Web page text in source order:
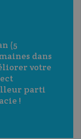
(5
dans
votre
parti
!